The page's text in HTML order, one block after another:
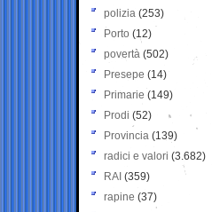
polizia (253)
Porto (12)
povertà (502)
Presepe (14)
Primarie (149)
Prodi (52)
Provincia (139)
radici e valori (3.682)
RAI (359)
rapine (37)